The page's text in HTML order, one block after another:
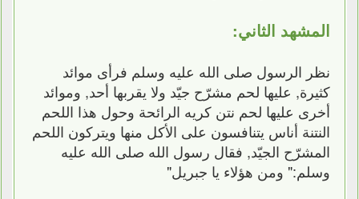
المشهد الثاني:
نظر الرسول صلى الله عليه وسلم فرأى موائد
كثيرة, عليها لحم مشرّح جيّد ولا يقربها أحد, وموائد
أخرى عليها لحم نتن كريه الرائحة وحول هذا اللحم
النتنة أناس يتنافسون على الأكل منها ويتركون اللحم
المشرّح الجيّد, فقال رسول الله صلى الله عليه
وسلم:" ومن هؤلاء يا جبريل"